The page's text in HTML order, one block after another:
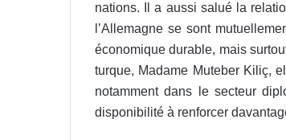
nations. Il a aussi salué la
l’Allemagne se sont
économique durable, mais
turque, Madame Muteber Kiliç,
notamment dans le secteur
disponibilité à renforcer